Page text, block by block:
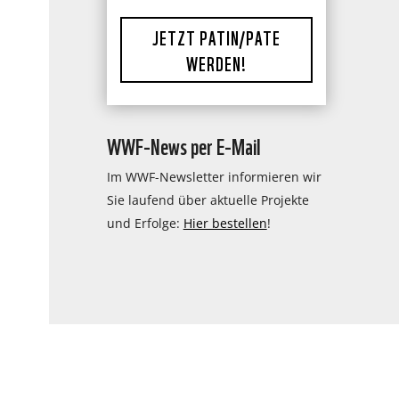
JETZT PATIN/PATE
WERDEN!
WWF-News per E-Mail
Im WWF-Newsletter informieren wir
Sie laufend über aktuelle Projekte
und Erfolge: Hier bestellen!